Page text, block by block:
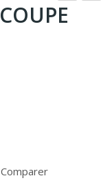
ond
Comparer